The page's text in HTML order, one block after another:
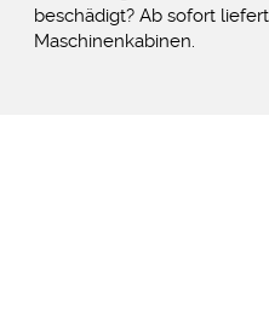
beschädigt? Ab sofort
Maschinenkabinen.